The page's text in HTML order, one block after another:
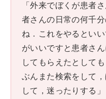
「外来でぼくが患者
者さんの日常の何千
ね．これをやるとい
がいいですと患者さ
してもらえたとして
ぶんまた検索をして
して，迷ったりする」